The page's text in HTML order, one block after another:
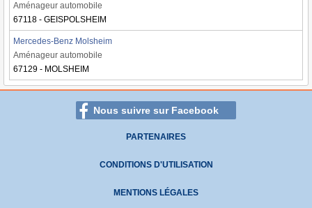
Aménageur automobile
67118 - GEISPOLSHEIM
Mercedes-Benz Molsheim
Aménageur automobile
67129 - MOLSHEIM
Nous suivre sur Facebook
PARTENAIRES
CONDITIONS D'UTILISATION
MENTIONS LÉGALES